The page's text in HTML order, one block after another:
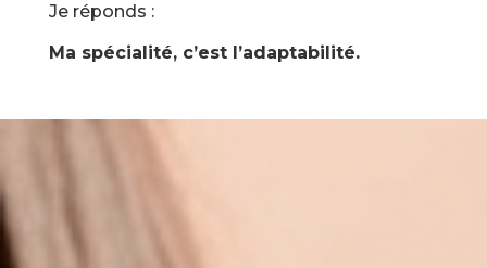
Je réponds :
Ma spécialité, c’est l’adaptabilité.